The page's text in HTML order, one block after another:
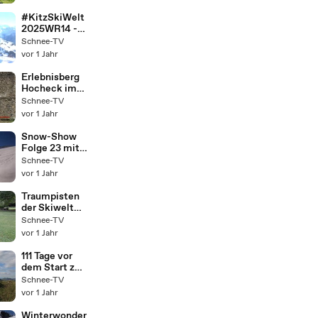
am Sudelfeld.
#KitzSkiWelt
2025WR14 -
Kurz vor dem
Start.
dem Hotel
Henri & Drama
um die
Teamchefin.
Schnee-TV
vor 1 Jahr
Erlebnisberg
Hocheck im
Winter mit
Lena: Teil 4
Schnee-TV
vor 1 Jahr
Snow-Show
Folge 23 mit
Tina:
Guinness-Ski-
#KitzSkiWelt
2025WR14.
Schnee-TV
vor 1 Jahr
Traumpisten
der Skiwelt
Teil 5 mit
Lena:
Abfahrt.
Schnee-TV
vor 1 Jahr
111 Tage vor
dem Start zu
#Project3M:
Zwischen
Hocheck &
Schnee-TV
vor 1 Jahr